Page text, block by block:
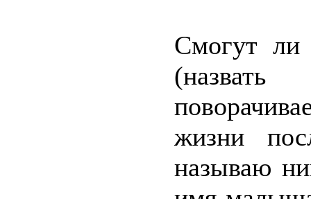
Смогут ли
жизни
называю